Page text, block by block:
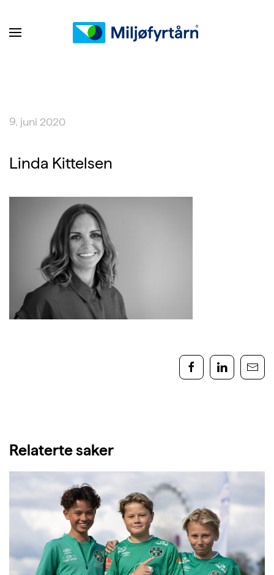
9. juni 2020
Linda Kittelsen
Relaterte saker